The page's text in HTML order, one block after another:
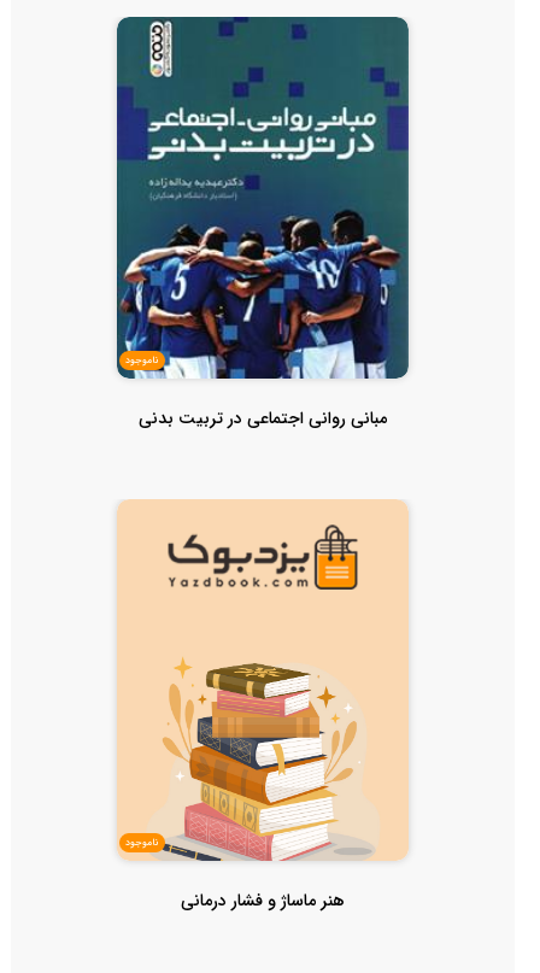
ناموجود
مبانی روانی اجتماعی در تربیت بدنی
ناموجود
هنر ماساژ و فشار درمانی